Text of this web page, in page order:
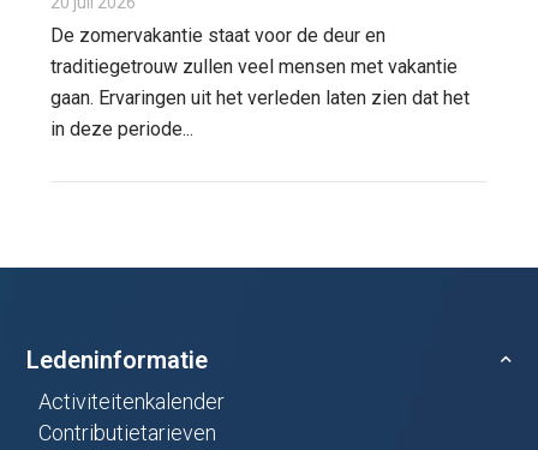
De zomervakantie staat voor de deur en
traditiegetrouw zullen veel mensen met vakantie
gaan. Ervaringen uit het verleden laten zien dat het
in deze periode...
Ledeninformatie
Activiteitenkalender
Contributietarieven